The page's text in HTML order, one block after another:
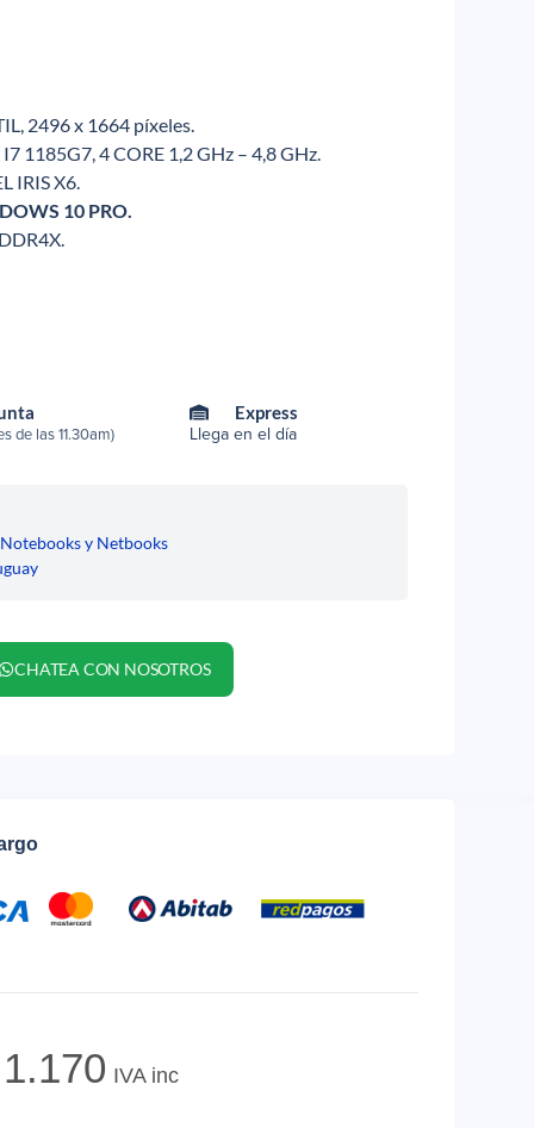
2496 x 1664 píxeles.
1185G7, 4 CORE 1,2 GHz – 4,8 GHz.
IRIS X6.
10 PRO.
de las 11.30am)
Express
Llega en el día
Notebooks y Netbooks
CHATEA CON NOSOTROS
1.170 IVA inc